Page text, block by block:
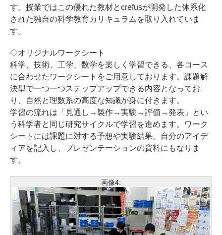
す。授業ではこの優れた教材とcrefusが開発した体系化
された独自の科学教育カリキュラムを取り入れていま
す。
◇オリジナルワークシート
科学、技術、工学、数学を楽しく学習できる、各コース
に合わせたワークシートをご用意しております。課題解
決型で一つ一つステップアップできる内容となってお
り、自然と理数系の高度な知識が身に付きます。
学習の流れは「見通し→製作→実験→評価→発表」とい
う科学者と同じ研究サイクルで学習を進めます。ワーク
シートには課題に対する予想や実験結果。自分のアイデ
ィアを記入し、プレゼンテーションの資料にもなりま
す。
画像4: